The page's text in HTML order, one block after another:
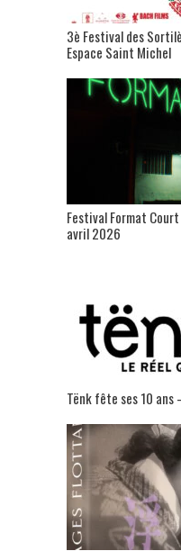
3è Festival des
Espace Saint Michel
Festival Format
avril 2026
Tënk fête ses 10 ans